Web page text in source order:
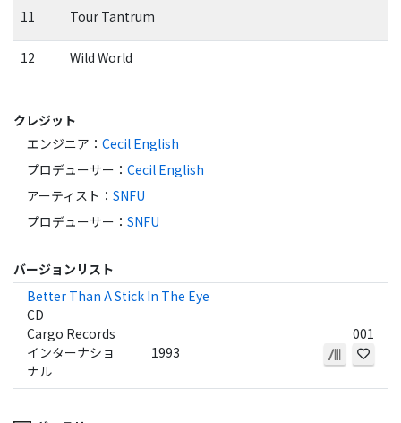
11 Tour Tantrum
12 Wild World
クレジット
エンジニア ： Cecil English
プロデューサー ： Cecil English
アーティスト ： SNFU
プロデューサー ： SNFU
バージョンリスト
Better Than A Stick In The Eye
CD
Cargo Records
001
インターナショ
ナル
1993